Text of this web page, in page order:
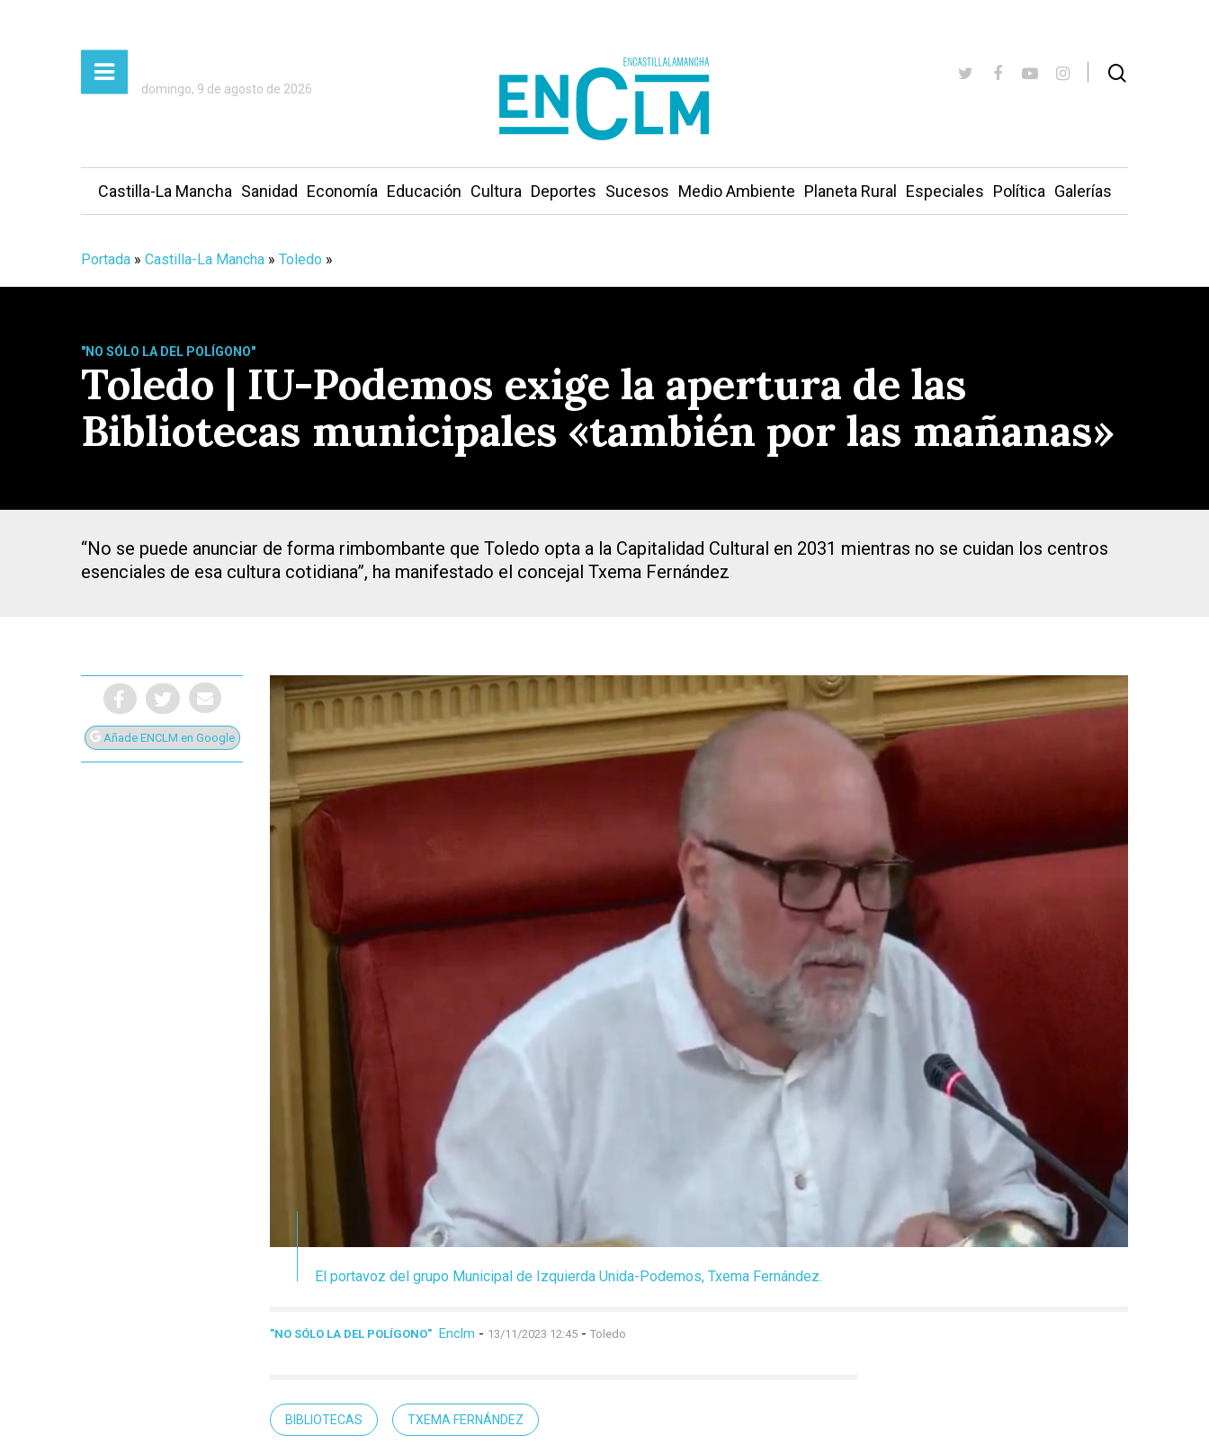
Presiona Intro para buscar o ESC para cerrar
domingo, 9 de agosto de 2026
Castilla-La Mancha Sanidad Economía Educación Cultura Deportes Sucesos Medio Ambiente Planeta Rural Especiales Política Galerías
Portada » Castilla-La Mancha » Toledo »
"NO SÓLO LA DEL POLÍGONO"
Toledo | IU-Podemos exige la apertura de las
Bibliotecas municipales «también por las mañanas»
“No se puede anunciar de forma rimbombante que Toledo opta a la Capitalidad Cultural en 2031 mientras no se cuidan los centros
esenciales de esa cultura cotidiana”, ha manifestado el concejal Txema Fernández
Añade ENCLM en Google
El portavoz del grupo Municipal de Izquierda Unida-Podemos, Txema Fernández.
"NO SÓLO LA DEL POLÍGONO" Enclm - 13/11/2023 12:45 - Toledo
BIBLIOTECAS TXEMA FERNÁNDEZ